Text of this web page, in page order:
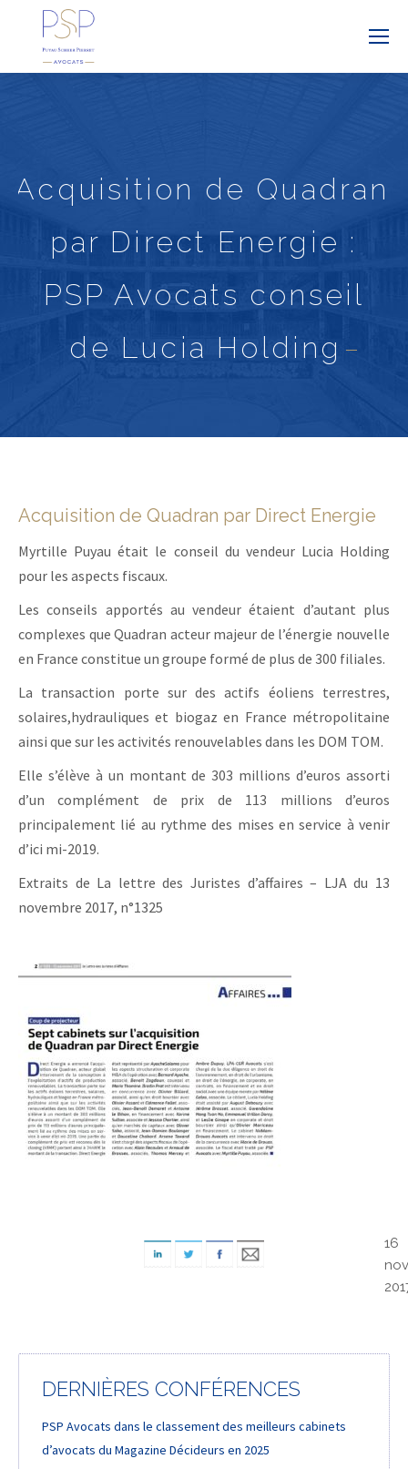
Acquisition de Quadran
par Direct Energie :
PSP Avocats conseil
de Lucia Holding
Acquisition de Quadran par Direct Energie
Myrtille Puyau était le conseil du vendeur Lucia Holding
pour les aspects fiscaux.
Les conseils apportés au vendeur étaient d’autant plus
complexes que Quadran acteur majeur de l’énergie nouvelle
en France constitue un groupe formé de plus de 300 filiales.
La transaction porte sur des actifs éoliens terrestres,
solaires,hydrauliques et biogaz en France métropolitaine
ainsi que sur les activités renouvelables dans les DOM TOM.
Elle s’élève à un montant de 303 millions d’euros assorti
d’un complément de prix de 113 millions d’euros
principalement lié au rythme des mises en service à venir
d’ici mi-2019.
Extraits de La lettre des Juristes d’affaires – LJA du 13
novembre 2017, n°1325
16
DERNIÈRES CONFÉRENCES
PSP Avocats dans le classement des meilleurs cabinets
d’avocats du Magazine Décideurs en 2025